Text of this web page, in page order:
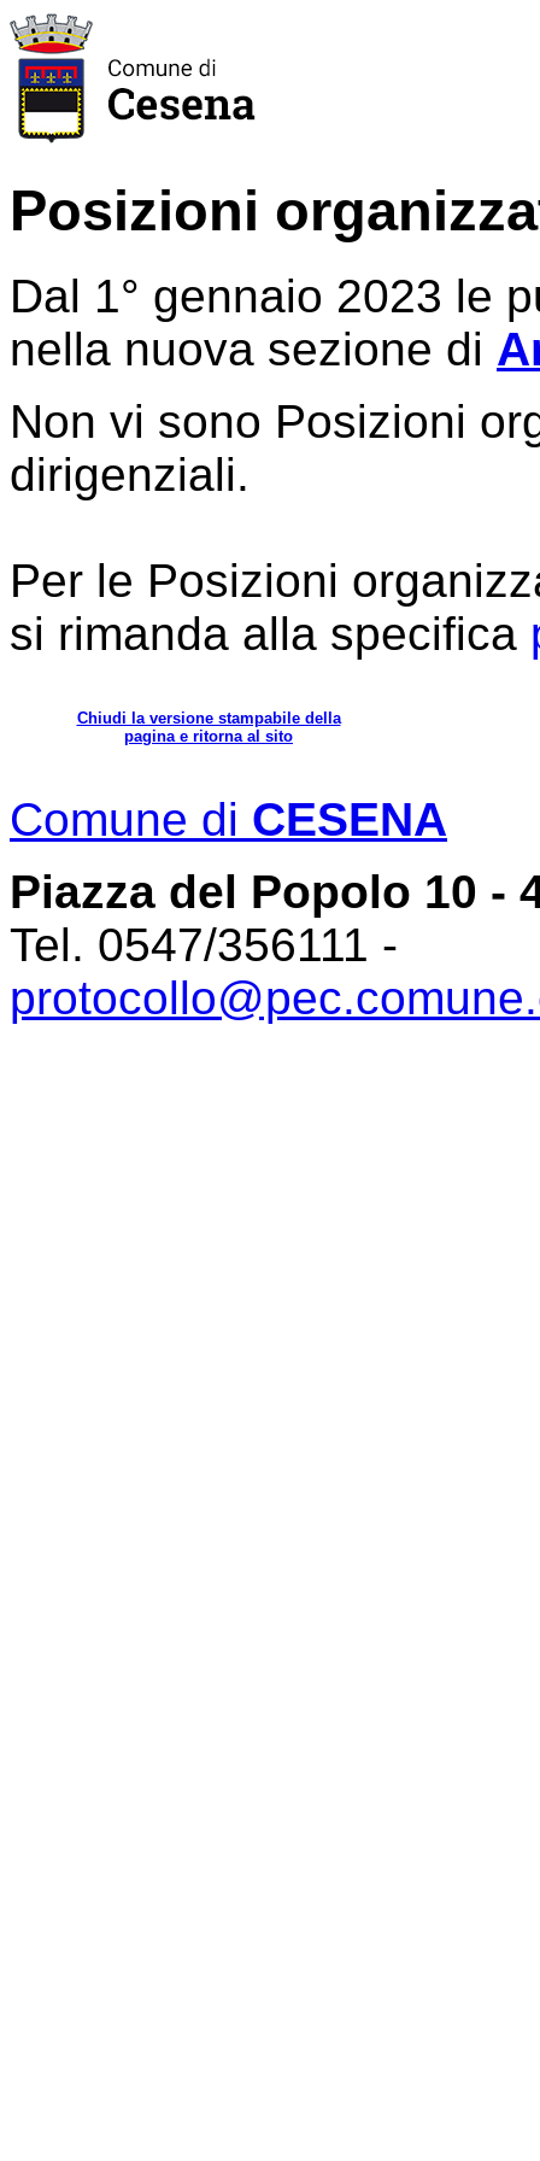
Posizioni
Dal 1° gennaio 2023 le
nella nuova sezione di
Non vi sono Posizioni
dirigenziali.
Per le Posizioni
si rimanda alla specifica
Chiudi la versione stampabile della
pagina e ritorna al sito
Comune di CESENA
Piazza del Popolo 10 -
Tel. 0547/356111 -